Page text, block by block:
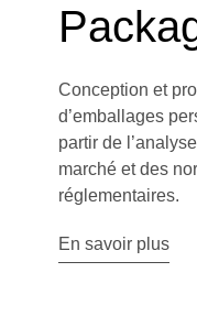
Conception et
d’emballages
partir de
marché et des
réglementaires.
En savoir plus